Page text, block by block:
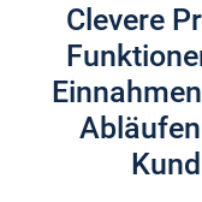
Clevere